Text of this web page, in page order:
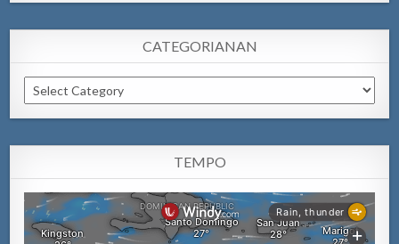
CATEGORIANAN
Categorianan
TEMPO